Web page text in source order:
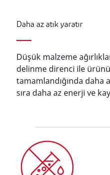
Daha az atık yaratır
Düşük malzeme
delinme direnci ile
tamamlandığında daha
sıra daha az enerji ve